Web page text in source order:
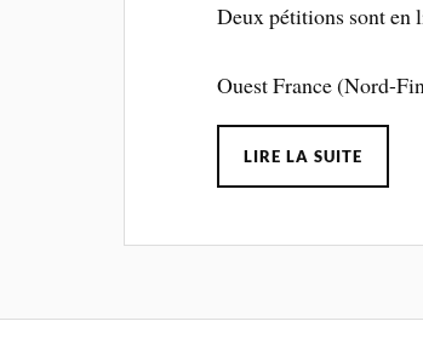
Deux pétitions sont en
Ouest France (Nord-
LIRE LA SUITE